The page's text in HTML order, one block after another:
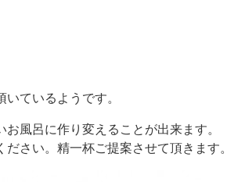
ているようです。
風呂に作り変えることが出来ます。
さい。精一杯ご提案させて頂きます。